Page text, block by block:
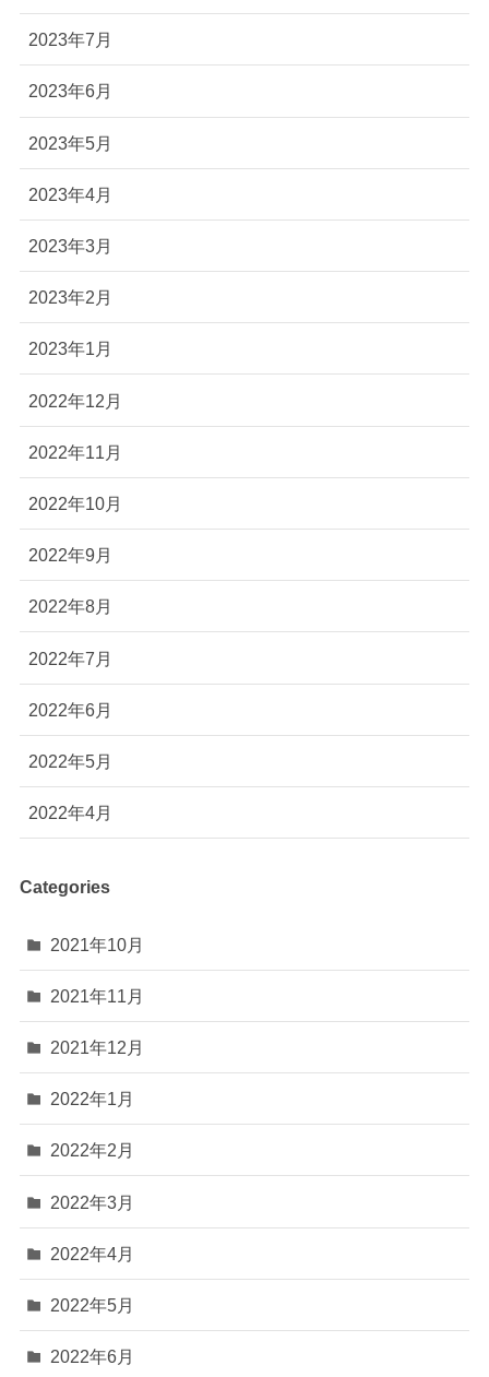
2023年7月
2023年6月
2023年5月
2023年4月
2023年3月
2023年2月
2023年1月
2022年12月
2022年11月
2022年10月
2022年9月
2022年8月
2022年7月
2022年6月
2022年5月
2022年4月
Categories
2021年10月
2021年11月
2021年12月
2022年1月
2022年2月
2022年3月
2022年4月
2022年5月
2022年6月